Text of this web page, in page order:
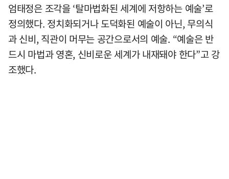
엄태정은 조각을 ‘탈마법화된 세계에 저항하는 예술’로
정의했다. 정치화되거나 도덕화된 예술이 아닌, 무의식
과 신비, 직관이 머무는 공간으로서의 예술. “예술은 반
드시 마법과 영혼, 신비로운 세계가 내재돼야 한다”고 강
조했다.